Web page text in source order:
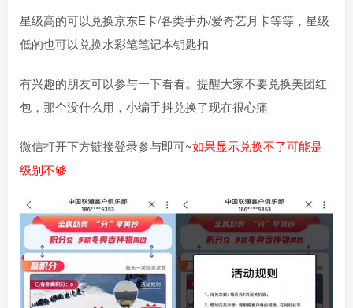
星级高的可以兑换京东E卡/各类手办/爱奇艺月卡等等，星级
低的也可以兑换水彩笔笔记本钥匙扣
有兴趣的朋友可以参与一下看看。提醒大家不要兑换美团红
包，那个没什么用，小编手抖兑换了现在很心痛
微信打开下方链接登录参与即可~如果显示兑换不了可能是
级别不够